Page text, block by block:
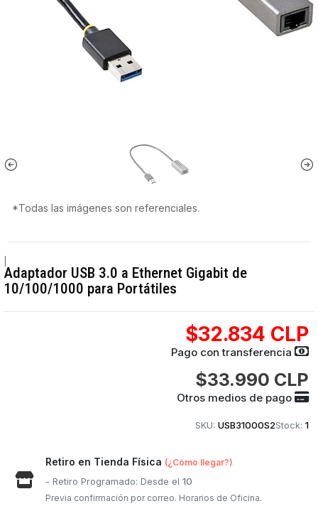
*Todas las imágenes son referenciales.
Adaptador USB 3.0 a Ethernet Gigabit de
10/100/1000 para Portátiles
$32.834 CLP
Pago con transferencia
$33.990 CLP
Otros medios de pago
SKU: USB31000S2Stock: 1
Retiro en Tienda Física (¿Cómo llegar?)
- Retiro Programado: Desde el10
Previa confirmación por correo. Horarios de Oficina.